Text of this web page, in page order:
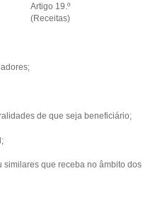
Artigo 19.º
(Receitas)
de que seja beneficiário;
que receba no âmbito